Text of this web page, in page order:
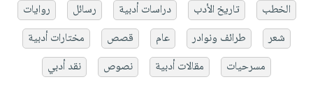
الخطب
تاريخ الأدب دراسات أدبية رسائل
روايات
شعر
طرائف ونوادر عام قصص
مختارات أدبية
مسرحيات
مقالات أدبية نصوص نقد أدبي